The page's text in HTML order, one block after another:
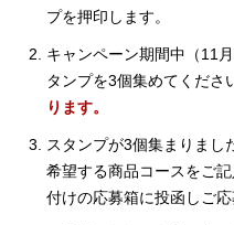
プを押印します。
キャンペーン期間中（11
タンプを3個集めてくださ
ります。
スタンプが3個集まりまし
希望する商品コースをご
付けの応募箱に投函しご応